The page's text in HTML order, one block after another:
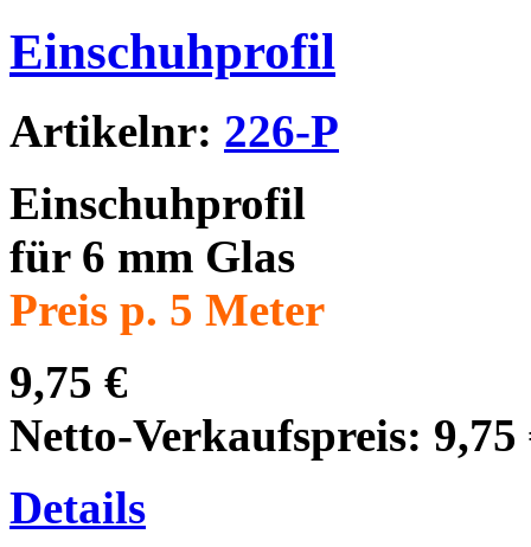
Einschuhprofil
Artikelnr: 226-P
Einschuhprofil
für 6 mm Glas
Preis p. 5 Meter
9,75 €
Netto-Verkaufspreis: 9,75
Details